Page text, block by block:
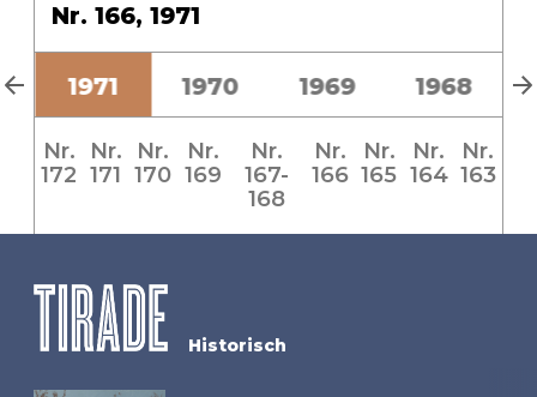
Nr. 166, 1971
1971 1970 1969 1968
Nr.
172
Nr.
171
Nr.
170
Nr.
169
Nr.
167-
168
Nr.
166
Nr.
165
Nr.
164
Nr.
163
Historisch